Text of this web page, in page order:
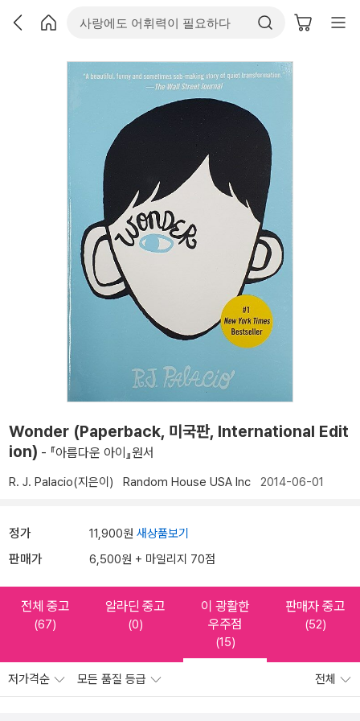
Wonder (Paperback, 미국판, International Edit
ion) - 『아름다운 아이』원서
R. J. Palacio(지은이) Random House USA Inc 2014-06-01
정가 11,900원 새상품보기
판매가 6,500원 + 마일리지 70점
전체 중고
(67)
알라딘 중고
(0)
이 광활한
우주점
(15)
판매자 중고
(52)
저가격순 모든 품질 등급 전체